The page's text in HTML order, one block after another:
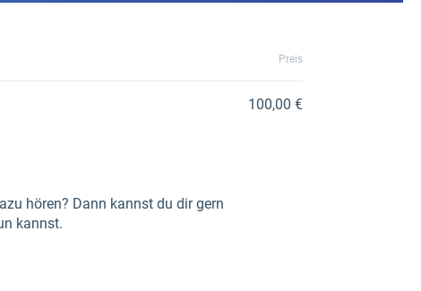
Preis
hören? Dann kannst du dir gern
kannst.
100,00 €